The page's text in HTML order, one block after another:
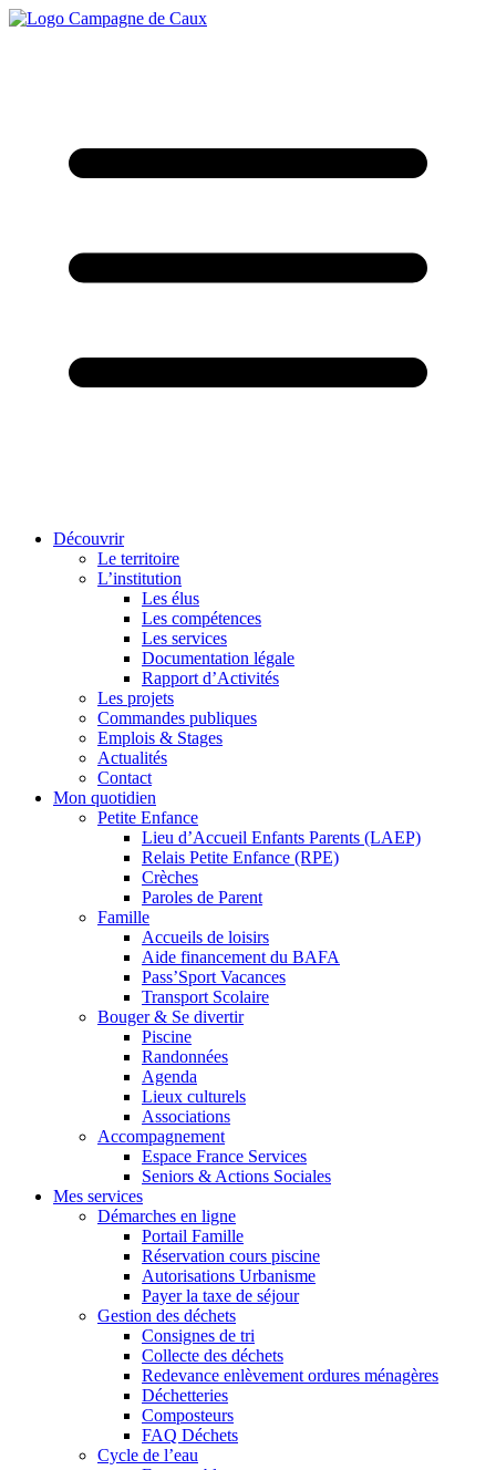
Découvrir
Le territoire
L’institution
Les élus
Les compétences
Les services
Documentation légale
Rapport d’Activités
Les projets
Commandes publiques
Emplois & Stages
Actualités
Contact
Mon quotidien
Petite Enfance
Lieu d’Accueil Enfants Parents (LAEP)
Relais Petite Enfance (RPE)
Crèches
Paroles de Parent
Famille
Accueils de loisirs
Aide financement du BAFA
Pass’Sport Vacances
Transport Scolaire
Bouger & Se divertir
Piscine
Randonnées
Agenda
Lieux culturels
Associations
Accompagnement
Espace France Services
Seniors & Actions Sociales
Mes services
Démarches en ligne
Portail Famille
Réservation cours piscine
Autorisations Urbanisme
Payer la taxe de séjour
Gestion des déchets
Consignes de tri
Collecte des déchets
Redevance enlèvement ordures ménagères
Déchetteries
Composteurs
FAQ Déchets
Cycle de l’eau